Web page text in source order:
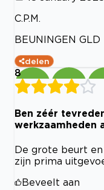
C.P.M.
BEUNINGEN GLD
delen
8
Ben zéér
werkzaamheden
De grote beurt en
zijn prima
Beveelt aan